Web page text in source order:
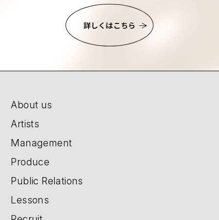
詳しくはこちら
About us
Artists
Management
Produce
Public Relations
Lessons